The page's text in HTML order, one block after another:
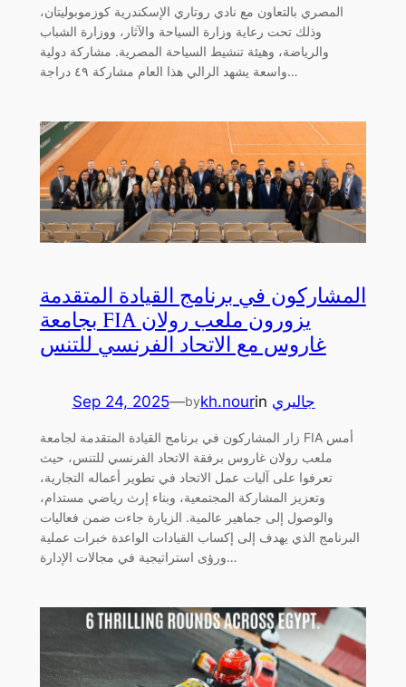
المصري بالتعاون مع نادي روتاري الإسكندرية كوزموبوليتان،
وذلك تحت رعاية وزارة السياحة والآثار، ووزارة الشباب
والرياضة، وهيئة تنشيط السياحة المصرية. مشاركة دولية
واسعة يشهد الرالي هذا العام مشاركة ٤٩ دراجة…
المشاركون في برنامج القيادة المتقدمة
بجامعة FIA يزورون ملعب رولان
غاروس مع الاتحاد الفرنسي للتنس
Sep 24, 2025—bykh.nourin جاليري
زار المشاركون في برنامج القيادة المتقدمة لجامعة FIA أمس
ملعب رولان غاروس برفقة الاتحاد الفرنسي للتنس، حيث
تعرفوا على آليات عمل الاتحاد في تطوير أعماله التجارية،
وتعزيز المشاركة المجتمعية، وبناء إرث رياضي مستدام،
والوصول إلى جماهير عالمية. الزيارة جاءت ضمن فعاليات
البرنامج الذي يهدف إلى إكساب القيادات الواعدة خبرات عملية
ورؤى استراتيجية في مجالات الإدارة…